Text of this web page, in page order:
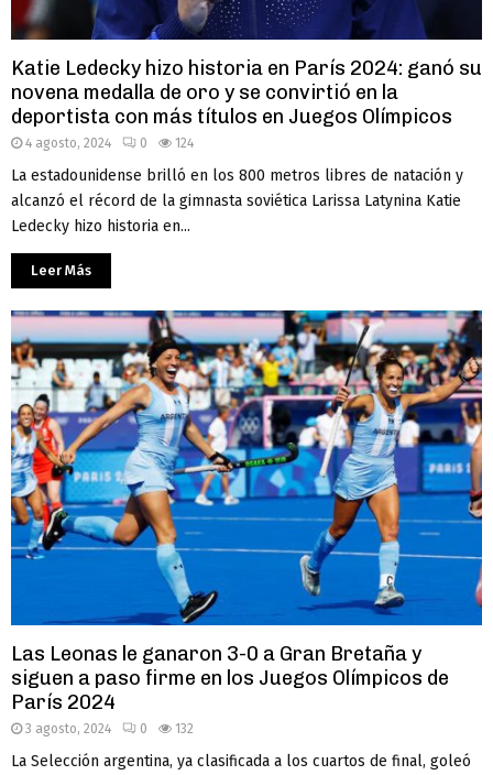
Katie Ledecky hizo historia en París 2024: ganó su
novena medalla de oro y se convirtió en la
deportista con más títulos en Juegos Olímpicos
4 agosto, 2024 0 124
La estadounidense brilló en los 800 metros libres de natación y
alcanzó el récord de la gimnasta soviética Larissa Latynina Katie
Ledecky hizo historia en...
Leer Más
Las Leonas le ganaron 3-0 a Gran Bretaña y
siguen a paso firme en los Juegos Olímpicos de
París 2024
3 agosto, 2024 0 132
La Selección argentina, ya clasificada a los cuartos de final, goleó